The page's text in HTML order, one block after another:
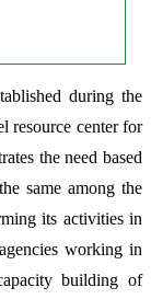
during the
resource center for
the need based
same among the
its activities in
working in
building of